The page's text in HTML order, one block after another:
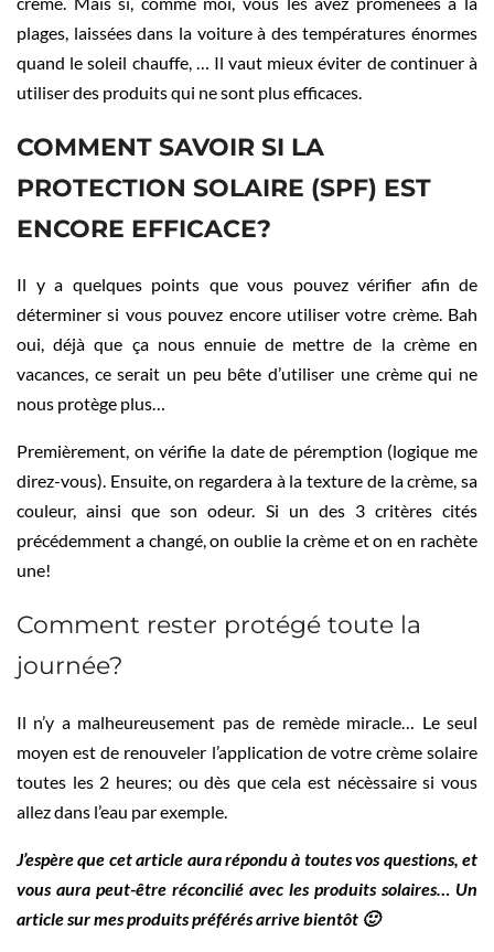
plages, laissées dans la voiture à des températures énormes
quand le soleil chauffe, … Il vaut mieux éviter de continuer à
utiliser des produits qui ne sont plus efficaces.
COMMENT SAVOIR SI LA
PROTECTION SOLAIRE (SPF) EST
ENCORE EFFICACE?
Il y a quelques points que vous pouvez vérifier afin de
déterminer si vous pouvez encore utiliser votre crème. Bah
oui, déjà que ça nous ennuie de mettre de la crème en
vacances, ce serait un peu bête d’utiliser une crème qui ne
nous protège plus…
Premièrement, on vérifie la date de péremption (logique me
direz-vous). Ensuite, on regardera à la texture de la crème, sa
couleur, ainsi que son odeur. Si un des 3 critères cités
précédemment a changé, on oublie la crème et on en rachète
une!
Comment rester protégé toute la
journée?
Il n’y a malheureusement pas de remède miracle… Le seul
moyen est de renouveler l’application de votre crème solaire
toutes les 2 heures; ou dès que cela est nécèssaire si vous
allez dans l’eau par exemple.
J’espère que cet article aura répondu à toutes vos questions, et
vous aura peut-être réconcilié avec les produits solaires… Un
article sur mes produits préférés arrive bientôt 🙂